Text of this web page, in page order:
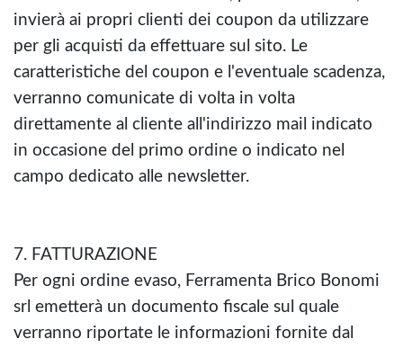
invierà ai propri clienti dei coupon da utilizzare
per gli acquisti da effettuare sul sito. Le
caratteristiche del coupon e l'eventuale scadenza,
verranno comunicate di volta in volta
direttamente al cliente all'indirizzo mail indicato
in occasione del primo ordine o indicato nel
campo dedicato alle newsletter.
7. FATTURAZIONE
Per ogni ordine evaso, Ferramenta Brico Bonomi
srl emetterà un documento fiscale sul quale
verranno riportate le informazioni fornite dal